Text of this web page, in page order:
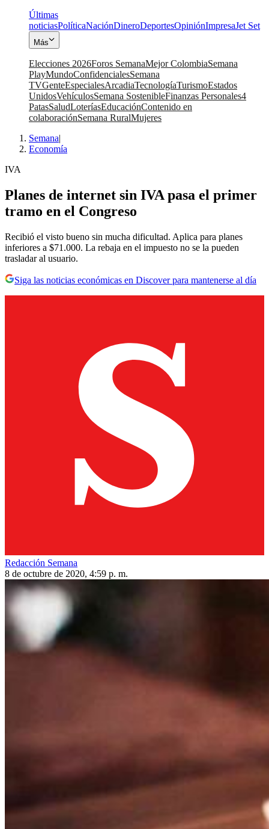
Últimas
noticiasPolíticaNaciónDineroDeportesOpiniónImpresaJet Set
Más
Elecciones 2026Foros SemanaMejor ColombiaSemana
PlayMundoConfidencialesSemana
TVGenteEspecialesArcadiaTecnologíaTurismoEstados
UnidosVehículosSemana SostenibleFinanzas Personales4
PatasSaludLoteríasEducaciónContenido en
colaboraciónSemana RuralMujeres
Semana|
Economía
IVA
Planes de internet sin IVA pasa el primer
tramo en el Congreso
Recibió el visto bueno sin mucha dificultad. Aplica para planes
inferiores a $71.000. La rebaja en el impuesto no se la pueden
trasladar al usuario.
Siga las noticias económicas en Discover para mantenerse al día
Redacción Semana
8 de octubre de 2020, 4:59 p. m.